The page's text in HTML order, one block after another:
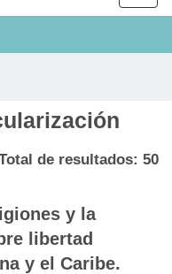
de resultados: 50
y la
libertad
y el Caribe.